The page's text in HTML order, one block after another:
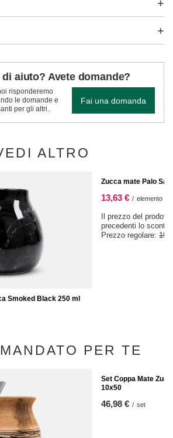
aiuto? Avete domande?
risponderemo
le domande e
per gli altri..
Fai una domanda
ALTRO
Smoked Black 250 ml
Zucca mate Palo
13,63 € / elemento
Il prezzo del
precedenti lo
Prezzo regolare:
PER TE
Set Coppa Mate
10x50
46,98 € / set